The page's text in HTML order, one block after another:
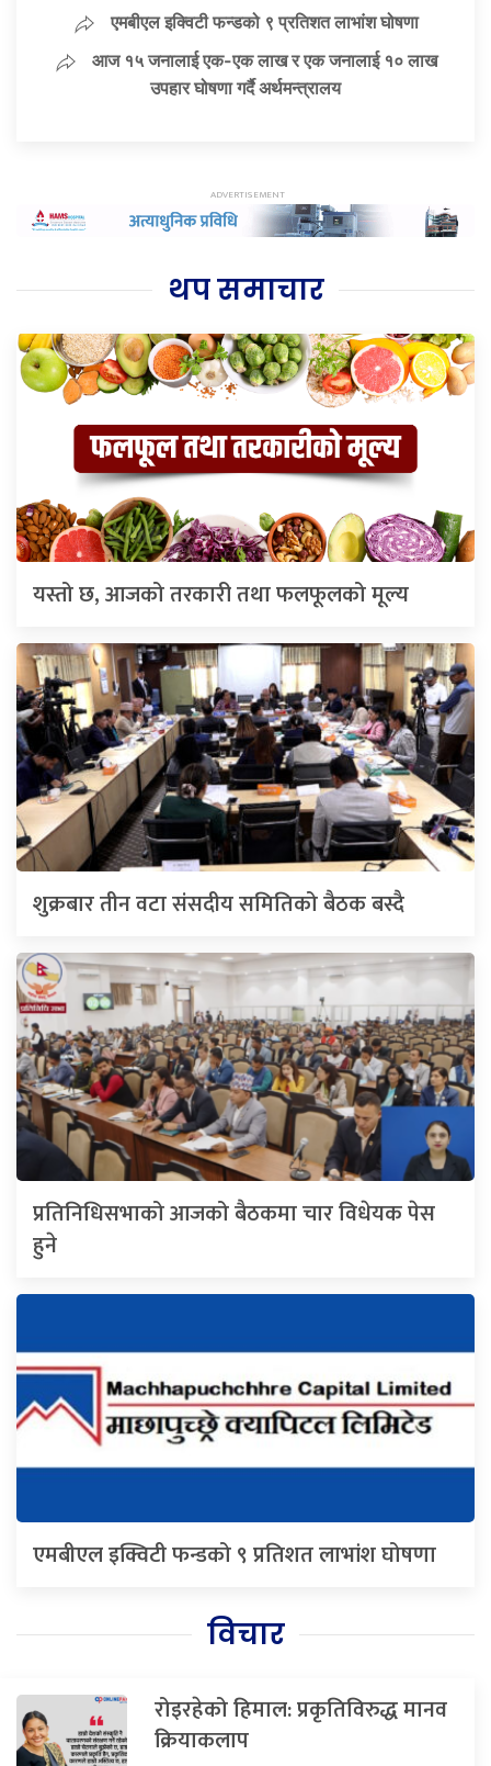
एमबीएल इक्विटी फन्डको ९ प्रतिशत लाभांश घोषणा
आज १५ जनालाई एक-एक लाख र एक जनालाई १० लाख
उपहार घोषणा गर्दै अर्थमन्त्रालय
थप समाचार
यस्तो छ, आजको तरकारी तथा फलफूलको मूल्य
शुक्रबार तीन वटा संसदीय समितिको बैठक बस्दै
प्रतिनिधिसभाको आजको बैठकमा चार विधेयक पेस
हुने
एमबीएल इक्विटी फन्डको ९ प्रतिशत लाभांश घोषणा
विचार
रोइरहेको हिमाल: प्रकृतिविरुद्ध मानव
क्रियाकलाप